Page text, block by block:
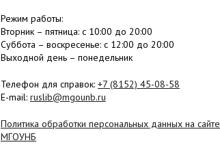
Режим работы:
Вторник – пятница: с 10:00 до 20:00
Суббота – воскресенье: c 12:00 до 20:00
Выходной день – понедельник
Телефон для справок: +7 (8152) 45-08-58
E-mail: ruslib@mgounb.ru
Политика обработки персональных данных на сайте
МГОУНБ